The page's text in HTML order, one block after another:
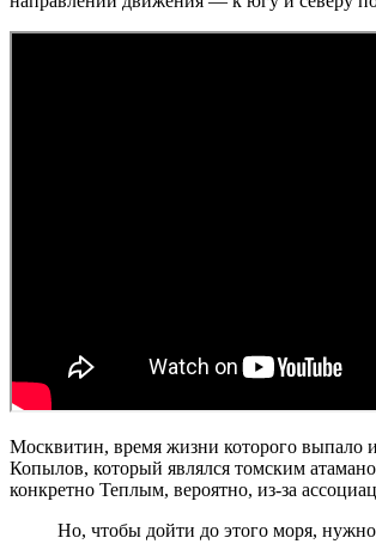
Москвитин, время жизни которого выпало
Копылов, который являлся томским
конкретно Теплым, вероятно, из-за
Но, чтобы дойти до этого моря,